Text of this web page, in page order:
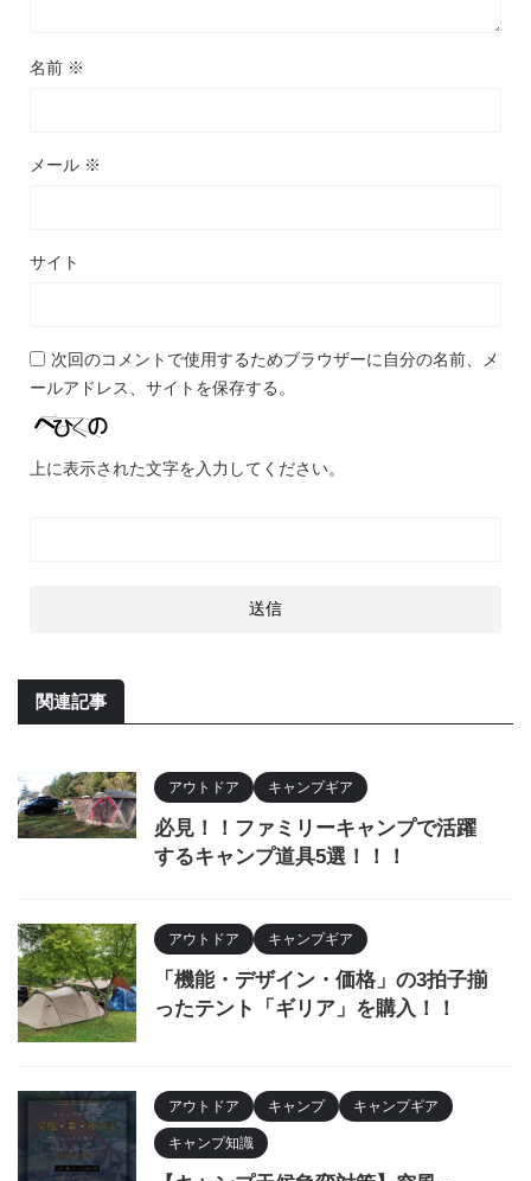
名前 ※
メール ※
サイト
次回のコメントで使用するためブラウザーに自分の名前、メ
ールアドレス、サイトを保存する。
上に表示された文字を入力してください。
関連記事
アウトドア キャンプギア
必見！！ファミリーキャンプで活躍
するキャンプ道具5選！！！
アウトドア キャンプギア
「機能・デザイン・価格」の3拍子揃
ったテント「ギリア」を購入！！
アウトドア キャンプ キャンプギア
キャンプ知識